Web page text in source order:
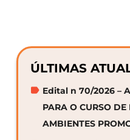
ÚLTIMAS
Edital n 70/2026 –
PARA O CURSO
AMBIENTES